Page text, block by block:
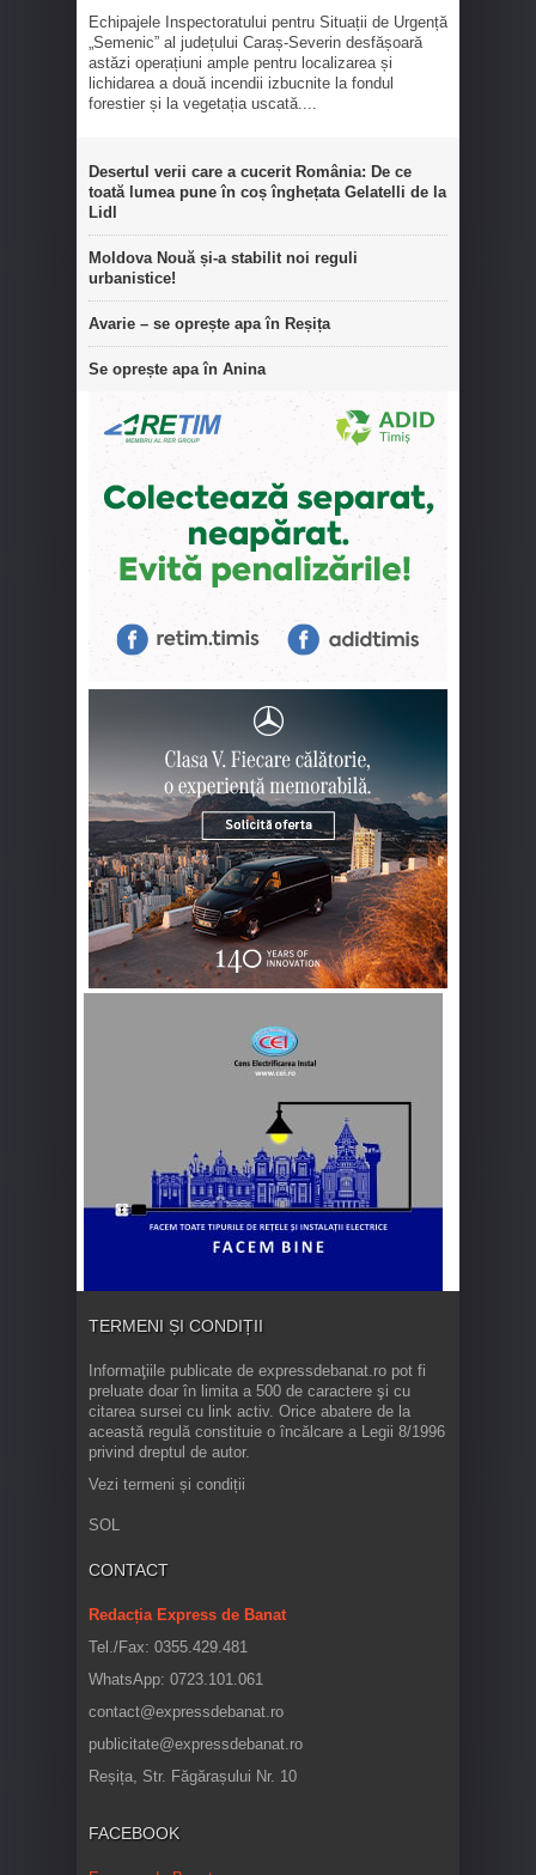
Echipajele Inspectoratului pentru Situații de Urgență
„Semenic” al județului Caraș-Severin desfășoară
astăzi operațiuni ample pentru localizarea și
lichidarea a două incendii izbucnite la fondul
forestier și la vegetația uscată....
Desertul verii care a cucerit România: De ce
toată lumea pune în coș înghețata Gelatelli de la
Lidl
Moldova Nouă și-a stabilit noi reguli
urbanistice!
Avarie – se oprește apa în Reșița
Se oprește apa în Anina
TERMENI ȘI CONDIȚII
Informaţiile publicate de expressdebanat.ro pot fi
preluate doar în limita a 500 de caractere şi cu
citarea sursei cu link activ. Orice abatere de la
această regulă constituie o încălcare a Legii 8/1996
privind dreptul de autor.
Vezi termeni și condiții
SOL
CONTACT
Redacția Express de Banat
Tel./Fax: 0355.429.481
WhatsApp: 0723.101.061
contact@expressdebanat.ro
publicitate@expressdebanat.ro
Reșița, Str. Făgărașului Nr. 10
FACEBOOK